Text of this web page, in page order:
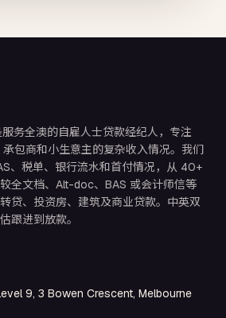
务全澳的自雇人士贷款经纪人，专注
包商和小生意主的复杂收入情况。我们
、税单、银行流水和首付情况，从 40+
全文档、Alt-doc、BAS 或会计师信等
贷、投资房、建筑及商业贷款。中英双
跟进到放款。
9, 3 Bowen Crescent, Melbourne